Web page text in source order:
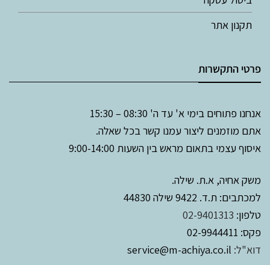
תקנון אתר
פרטי התקשרות
אנחנו פתוחים בימי א' עד ה' 08:30 – 15:30
אתם מוזמנים ליצור עמנו קשר בכל שאלה.
איסוף עצמי בתאום מראש בין השעות 9:00-14:00
משק אחיה, א.ת. שילה.
למכתבים: ת.ד. 9422 שילה 44830
טלפון: 02-9401313
פקס: 02-9944411
דוא"ל: service@m-achiya.co.il